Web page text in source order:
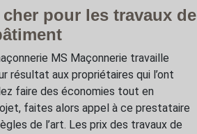
pour les travaux de
MS Maçonnerie travaille
résultat aux propriétaires qui l’ont
faire des économies tout en
faites alors appel à ce prestataire
de l’art. Les prix des travaux de